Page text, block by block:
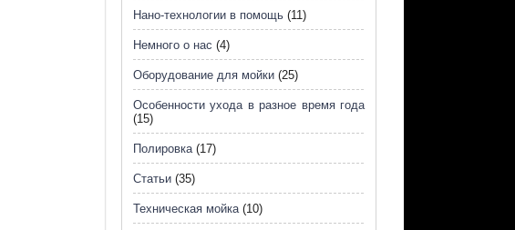
Нано-технологии в помощь (11)
Немного о нас (4)
Оборудование для мойки (25)
Особенности ухода в разное время года
(15)
Полировка(17)
Статьи (35)
Техническая мойка(10)